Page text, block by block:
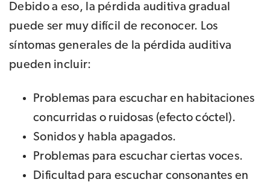
Debido a eso, la pérdida auditiva gradual
puede ser muy difícil de reconocer. Los
síntomas generales de la pérdida auditiva
pueden incluir:
Problemas para escuchar en habitaciones
concurridas o ruidosas (efecto cóctel).
Sonidos y habla apagados.
Problemas para escuchar ciertas voces.
Dificultad para escuchar consonantes en